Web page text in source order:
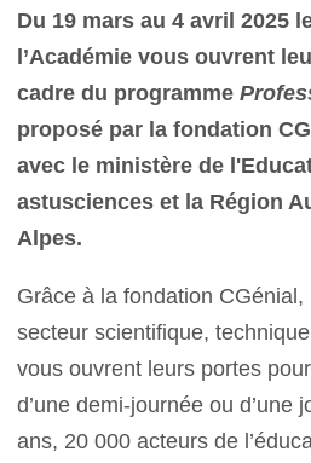
Du 19 mars au 4 avril 2025
l’Académie vous ouvrent
cadre du programme
proposé par la fondation
avec le ministère de
astusciences et la Région
Alpes.
Grâce à la fondation
secteur scientifique,
vous ouvrent leurs portes
d’une demi-journée ou d’une
ans, 20 000 acteurs de